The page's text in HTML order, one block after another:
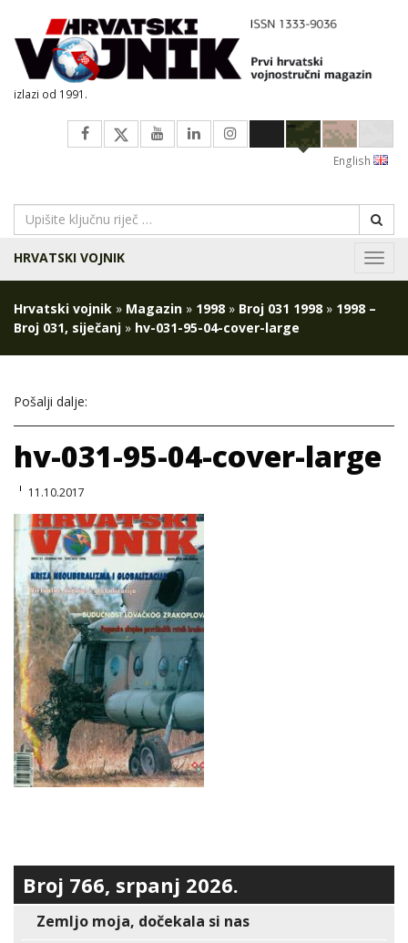
izlazi od 1991.
English
HRVATSKI VOJNIK
Hrvatski vojnik » Magazin » 1998 » Broj 031 1998 » 1998 –
Broj 031, siječanj » hv-031-95-04-cover-large
Pošalji dalje:
hv-031-95-04-cover-large
11.10.2017
Broj 766, srpanj 2026.
Zemljo moja, dočekala si nas